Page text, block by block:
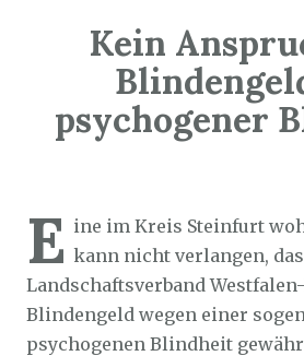
Kein
psychogener
E ine im Kreis Steinfurt
kann nicht verlangen,
Landschaftsverband
Blindengeld wegen einer
psychogenen Blindheit